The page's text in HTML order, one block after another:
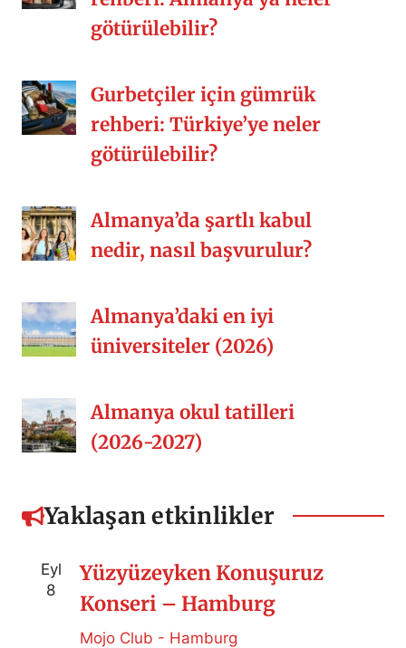
götürülebilir?
Gurbetçiler için gümrük
rehberi: Türkiye’ye neler
götürülebilir?
Almanya’da şartlı kabul
nedir, nasıl başvurulur?
Almanya’daki en iyi
üniversiteler (2026)
Almanya okul tatilleri
(2026-2027)
Yaklaşan etkinlikler
Eyl
8
Yüzyüzeyken Konuşuruz
Konseri – Hamburg
Mojo Club - Hamburg